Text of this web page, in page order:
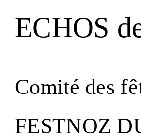
ECHOS
Comité des
FESTNOZ